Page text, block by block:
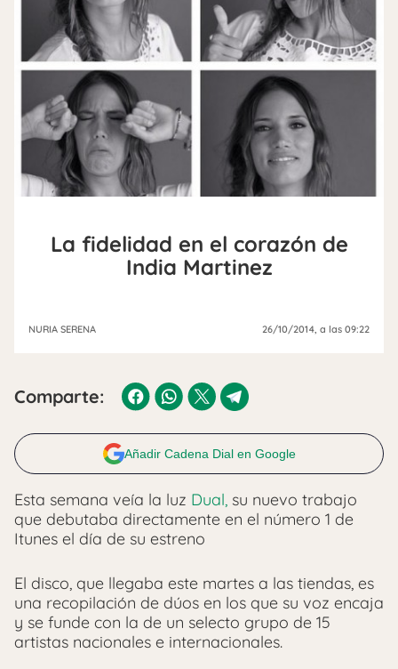
La fidelidad en el corazón de
India Martinez
NURIA SERENA 26/10/2014 , a las 09:22
Comparte:
Añadir Cadena Dial en Google
Esta semana veía la luz Dual, su nuevo trabajo
que debutaba directamente en el número 1 de
Itunes el día de su estreno
El disco, que llegaba este martes a las tiendas, es
una recopilación de dúos en los que su voz encaja
y se funde con la de un selecto grupo de 15
artistas nacionales e internacionales.